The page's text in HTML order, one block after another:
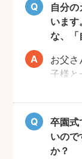
自分
います
な、「
お父さ
子様と
んし
ィもあ
10年
たと思
卒園式
いの
か？